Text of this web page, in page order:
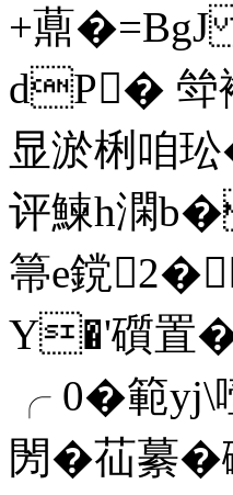
+薡
dP� 斚
显淤梸咱
评鰊h澖
箒e鎲
Y�'礩置
╭ 0�
閍�苮繤